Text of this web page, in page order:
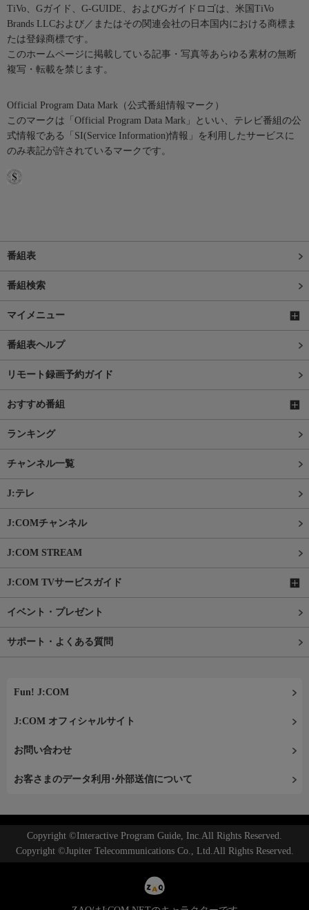
TiVo、Gガイド、G-GUIDE、およびGガイドロゴは、米国TiVo
Brands LLCおよび／またはその関連会社の日本国内における商標ま
たは登録商標です。
このホームページに掲載している記事・写真等あらゆる素材の無断
複写・転載を禁じます。
Official Program Data Mark（公式番組情報マーク）
このマークは「Official Program Data Mark」といい、テレビ番組の公
式情報である「SI(Service Information)情報」を利用したサービスに
のみ表記が許されているマークです。
番組表
番組検索
マイメニュー
番組表ヘルプ
リモート録画予約ガイド
おすすめ番組
ランキング
チャンネル一覧
J:テレ
J:COMチャンネル
J:COM STREAM
J:COM TVサービスガイド
イベント・プレゼント
サポート・よくある質問
Fun! J:COM
J:COM オフィシャルサイト
お問い合わせ
お客さまのデータ利用･外部送信について
Copyright ©Interactive Program Guide, Inc.All Rights Reserved.
Copyright ©Jupiter Telecommunications Co., Ltd.All Rights Reserved.